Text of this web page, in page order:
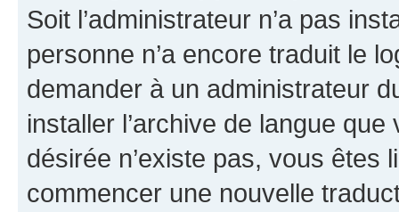
Soit l’administrateur n’a pas
personne n’a encore traduit le
demander à un administrateur
installer l’archive de langue
désirée n’existe pas, vous êtes
commencer une nouvelle